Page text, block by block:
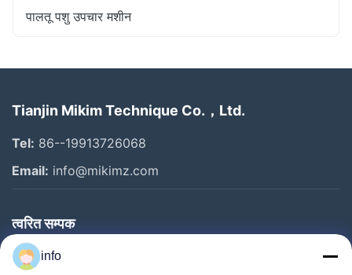
पालतू पशु उपचार मशीन
Tianjin Mikim Technique Co.，Ltd.
Tel: 86--19913726068
Email: info@mikimz.com
त्वरित सम्पक
घर
info